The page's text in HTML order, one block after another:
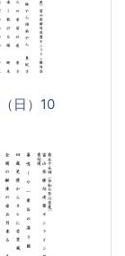
日）10